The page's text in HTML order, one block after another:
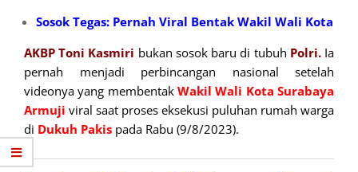
Sosok Tegas: Pernah Viral Bentak Wakil Wali Kota
AKBP Toni Kasmiri bukan sosok baru di tubuh Polri.Ia
pernah menjadi perbincangan nasional setelah
videonya yang membentak Wakil Wali Kota Surabaya
Armuji viral saat proses eksekusi puluhan rumah warga
di Dukuh Pakis pada Rabu (9/8/2023).